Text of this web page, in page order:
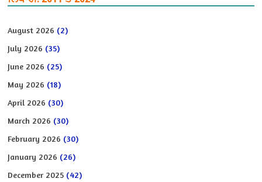
August 2026 (2)
July 2026 (35)
June 2026 (25)
May 2026 (18)
April 2026 (30)
March 2026 (30)
February 2026 (30)
January 2026 (26)
December 2025 (42)